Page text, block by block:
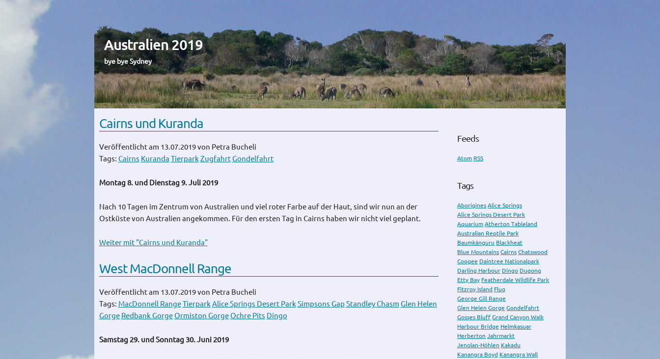
Australien 2019
bye bye Sydney
Cairns und Kuranda
Veröffentlicht am 13.07.2019von Petra Bucheli
Tags: Cairns Kuranda Tierpark Zugfahrt Gondelfahrt
Montag 8. und Dienstag 9. Juli 2019
Nach 10 Tagen im Zentrum von Australien und viel roter Farbe auf der Haut, sind wir nun an der
Ostküste von Australien angekommen. Für den ersten Tag in Cairns haben wir nicht viel geplant.
Weiter mit "Cairns und Kuranda"
West MacDonnell Range
Veröffentlicht am 13.07.2019von Petra Bucheli
Tags: MacDonnell Range Tierpark Alice Springs Desert Park Simpsons Gap Standley Chasm Glen Helen
Gorge Redbank Gorge Ormiston Gorge Ochre Pits Dingo
Samstag 29. und Sonntag 30. Juni 2019
Feeds
Atom RSS
Tags
Aborigines Alice Springs
Alice Springs Desert Park
Aquarium Atherton Tableland
Australian Reptile Park
Baumkänguru Blackheat
Blue Mountains Cairns Chatswood
Coogee Daintree Nationalpark
Darling Harbour Dingo Dugong
Etty Bay Featherdale Wildlife Park
Fitzroy Island Flug
George Gill Range
Glen Helen Gorge Gondelfahrt
Gosses Bluff Grand Canyon Walk
Harbour Bridge Helmkasuar
Herberton Jahrmarkt
Jenolan-Höhlen Kakadu
Kanangra Boyd Kanangra Wall